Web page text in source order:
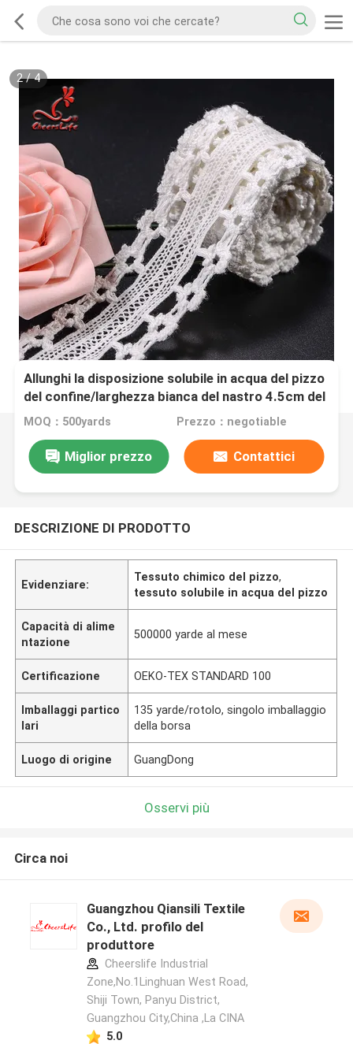
2/4
Allunghi la disposizione solubile in acqua del pizzo
del confine/larghezza bianca del nastro 4.5cm del
pizzo
MOQ：500yards Prezzo：negotiable
Miglior prezzo Contattici
DESCRIZIONE DI PRODOTTO
Evidenziare:
Tessuto chimico del pizzo,
tessuto solubile in acqua del pizzo
Capacità di alime
ntazione
500000 yarde al mese
Certificazione OEKO-TEX STANDARD 100
Imballaggi partico
lari
135 yarde/rotolo, singolo imballaggio
della borsa
Luogo di origine GuangDong
Osservi più
Circa noi
Guangzhou Qiansili Textile
Co., Ltd. profilo del
produttore
Cheerslife Industrial
Zone,No.1Linghuan West Road,
Shiji Town, Panyu District,
Guangzhou City,China ,La CINA
5.0